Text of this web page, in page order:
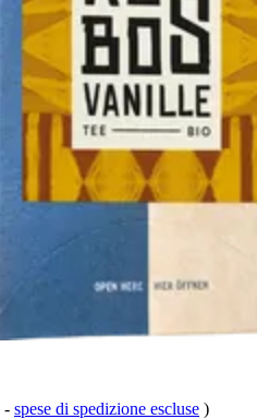
- spese di spedizione escluse )